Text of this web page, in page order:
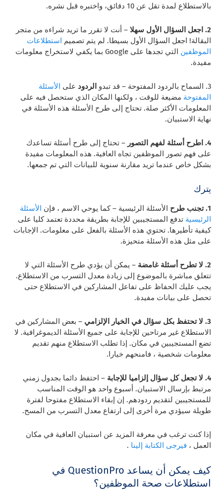
بالاستطلاع لمدة تقل عن 10 دقائق، واختبره قبل نشره.
2. اجعل السؤال الأول سهلا
– أنت لا تقرر ما تريد شراءه من متجر
البقالة! اجعل السؤال الأول بسيطا. لم يتم تصميم استطلاعات
الموظفين
التي تجدها على Google بما يكفي لاستخراج معلومات
مفيدة.
3. السماح بالردود المفتوحة – قد تبدو الردود على الأسئلة
المفتوحة مضيعة للوقت ، ولكنها المكان الذي ستحصل فيه على
المعلومات الأكثر صلة. تحتاج إلى طرح الأسئلة هذه الأسئلة في
نهاية الاستبيان.
4. اطرح أسئلة لفهم التصور
– تحتاج إلى طرح أسئلة تساعدك
على فهم تصور الموظفين تجاه العافية. هذه المعلومات مفيدة
بشكل خاص عندما تريد مقارنة سنوية للبيانات التي تم جمعها.
يترك
1. تجنب طرح الأسئلة الرئيسية – كما يوحي الاسم ، فإن الأسئلة
الرئيسية تدفع المستجيبين للإجابة بطريقة محددة تعتمد كليا على
كيفية تأطيرها. تحتوي هذه الأسئلة بالفعل على معلومات. الإجابات
على مثل هذه الأسئلة متحيزة.
2. لا تطرح أسئلة غامضة
– يمكن أن يؤدي طرح الأسئلة التي لا
تتعلق مباشرة بالموضوع إلى زيادة معدل التسرب من الاستطلاع.
يجب عليك الحفاظ على تفاعل المشاركين في الاستطلاع حتى
تحصل على بيانات مفيدة.
3. لا تحتفظ بكل سؤال في الخيار الإلزامي
– بعض المشاركين في
الاستطلاع غير مرتاحين للإجابة على جميع الأسئلة الديموغرافية. لا
تضع المستجيبين في مكان. إذا تطلب الاستطلاع منهم تقديم
معلومات شخصية ، فامنحهم خيارا.
4. لا تجعل كل سؤال إلزاميا للإجابة
– احتفظ دائما بجدول زمني
مرتبط بإرسال الاستبيان. أسبوع واحد هو الوقت المناسب
للمستجيبين لتقديم ردودهم. إن إبقاء الاستطلاع مفتوحا لفترة
طويلة سيؤدي مرة أخرى إلى ارتفاع معدل التسرب من المسح.
إذا كنت ترغب في معرفة المزيد عن استبيان العافية في مكان
العمل ، فيرجى الكتابة إلينا .
كيف يمكن أن يساعد QuestionPro في
استطلاعات صحة الموظفين؟